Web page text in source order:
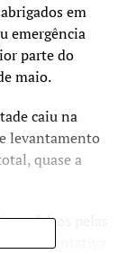
em
emergência
parte do
maio.
caiu na
levantamento
quase a
feitos pelas
na tentativa